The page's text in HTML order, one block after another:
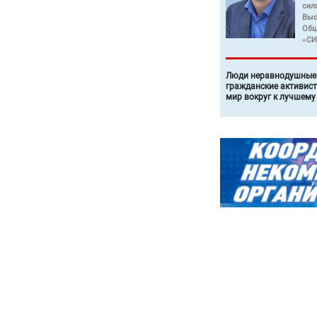
Люди неравнодушные
гражданские
мир вокруг к лучшему